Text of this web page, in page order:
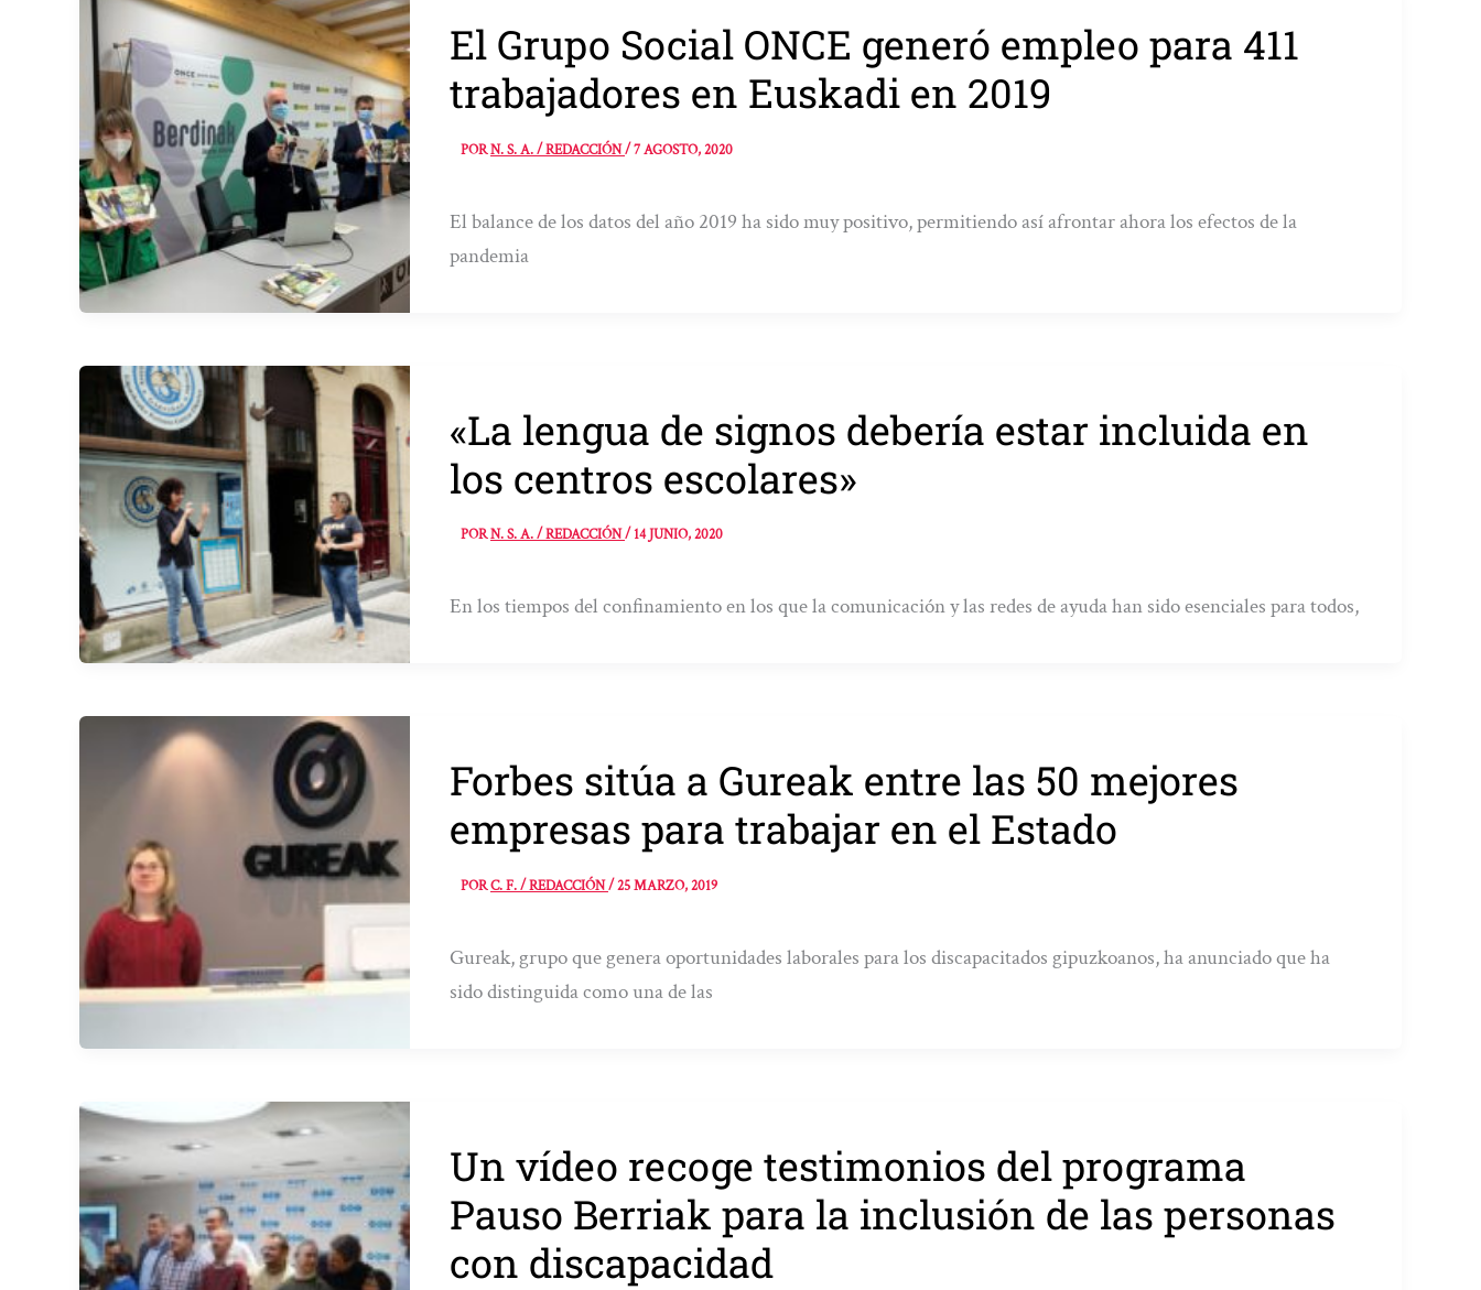
El Grupo Social ONCE generó empleo para 411
trabajadores en Euskadi en 2019
PORN. S. A. / REDACCIÓN/7 AGOSTO, 2020
El balance de los datos del año 2019 ha sido muy positivo, permitiendo así afrontar ahora los efectos de la
pandemia
«La lengua de signos debería estar incluida en
los centros escolares»
PORN. S. A. / REDACCIÓN/14 JUNIO, 2020
En los tiempos del confinamiento en los que la comunicación y las redes de ayuda han sido esenciales para todos,
Forbes sitúa a Gureak entre las 50 mejores
empresas para trabajar en el Estado
PORC. F. / REDACCIÓN/25 MARZO, 2019
Gureak, grupo que genera oportunidades laborales para los discapacitados gipuzkoanos, ha anunciado que ha
sido distinguida como una de las
Un vídeo recoge testimonios del programa
Pauso Berriak para la inclusión de las personas
con discapacidad